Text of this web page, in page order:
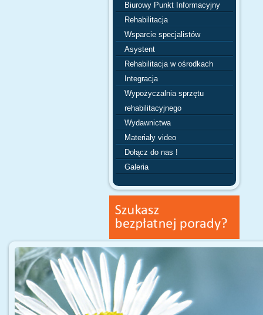
Biurowy Punkt Informacyjny
Rehabilitacja
Wsparcie specjalistów
Asystent
Rehabilitacja w ośrodkach
Integracja
Wypożyczalnia sprzętu
rehabilitacyjnego
Wydawnictwa
Materiały video
Dołącz do nas !
Galeria